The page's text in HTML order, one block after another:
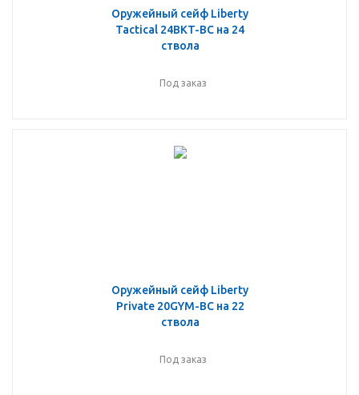
Оружейный сейф Liberty
Tactical 24BKT-BC на 24
ствола
Под заказ
Оружейный сейф Liberty
Private 20GYM-BC на 22
ствола
Под заказ